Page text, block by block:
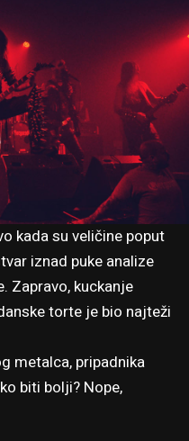
kada su veličine poput
iznad puke analize
Zapravo, kuckanje
torte je bio najteži
metalca, pripadnika
biti bolji? Nope,